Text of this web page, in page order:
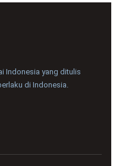
Indonesia yang ditulis
di Indonesia.